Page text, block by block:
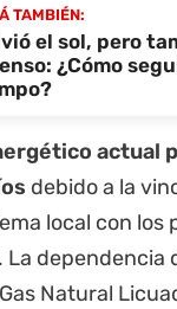
TAMBIÉN:
el sol, pero
¿Cómo
actual
debido a la
local con los
dependencia
Natural